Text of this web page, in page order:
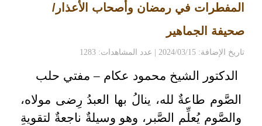
المفطرات في رمضان وأصحاب الأعذار/
صحيفة الجماهير
تاريخ الإضافة: 2024/03/15 | عدد المشاهدات: 1283
الدكتور الشيخ محمود عكام – مفتي حلب
الصَّوم طاعةٌ لله، ينالُ بها العبدُ رِضى مولاه،
والصَّوم يُعلِّم الصَّبر، وهو وسيلةٌ ناجعةٌ لتقويةِ